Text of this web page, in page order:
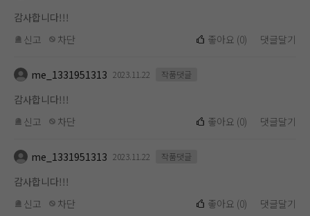
감사합니다!!!
신고
차단 좋아요 (0) 댓글달기
me_1331951313 2023.11.22 작품댓글
감사합니다!!!
신고
차단 좋아요 (0) 댓글달기
me_1331951313 2023.11.22 작품댓글
감사합니다!!!
신고
차단 좋아요 (0) 댓글달기